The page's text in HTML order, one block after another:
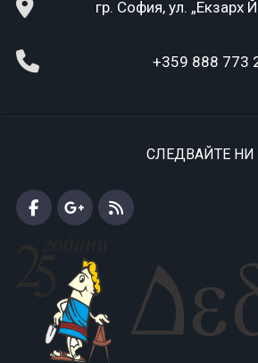
гр. София, ул. „Екзарх
+359 888 773
СЛЕДВАЙТЕ НИ